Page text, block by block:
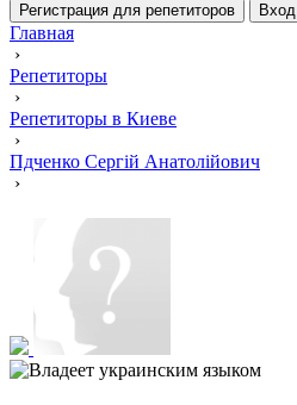
Регистрация для репетиторов Вход
Главная
›
Репетиторы
›
Репетиторы в Киеве
›
Пдченко Сергій Анатолійович
›